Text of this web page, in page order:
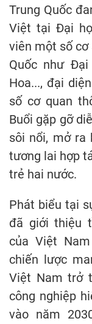
Trung Quốc
Việt tại Đại
viên một số cơ
Quốc như
Hoa..., đại
số cơ quan
Buổi gặp gỡ
sôi nổi, mở ra
tương lai hợp
trẻ hai nước.
Phát biểu tại
đã giới thiệu
của Việt
chiến lược
Việt Nam trở
công nghiệp
vào năm